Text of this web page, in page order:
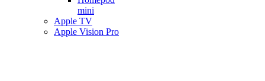
mini
Apple TV
Apple Vision Pro